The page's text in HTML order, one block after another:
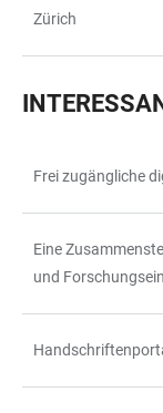
Zürich
Frei zugängliche
Eine
und